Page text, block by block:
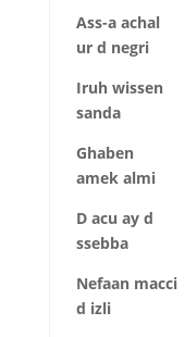
Ass-a achal
ur d negri
Iruh wissen
sanda
Ghaben
amek almi
D acu ay d
ssebba
Nefaan macci
d izli